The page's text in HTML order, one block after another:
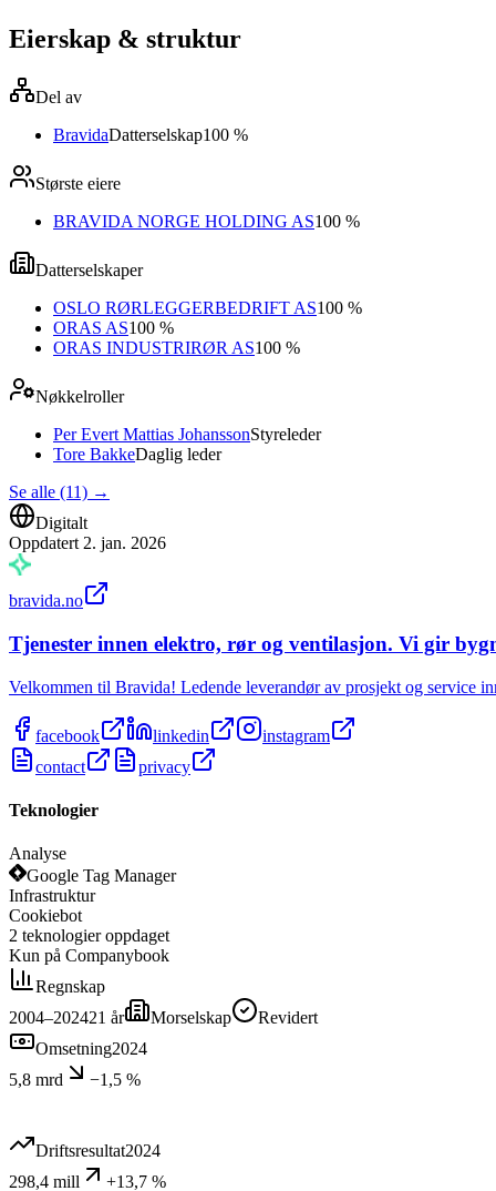
Eierskap & struktur
Del av
BravidaDatterselskap100 %
Største eiere
BRAVIDA NORGE HOLDING AS100 %
Datterselskaper
OSLO RØRLEGGERBEDRIFT AS100 %
ORAS AS100 %
ORAS INDUSTRIRØR AS100 %
Nøkkelroller
Per Evert Mattias JohanssonStyreleder
Tore BakkeDaglig leder
Se alle (11) →
Digitalt
Oppdatert 2. jan. 2026
bravida.no
Tjenester innen elektro, rør og ventilasjon. Vi gir
Velkommen til Bravida! Ledende leverandør av prosjekt og service
facebook linkedin
instagram
contact
privacy
Teknologier
Analyse
Google Tag Manager
Infrastruktur
Cookiebot
2 teknologier oppdaget
Kun på Companybook
Regnskap
2004–202421 år Morselskap
Revidert
Omsetning2024
5,8 mrd
−1,5 %
Driftsresultat2024
298,4 mill
+13,7 %